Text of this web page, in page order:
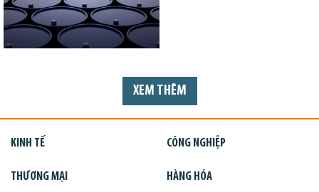
XEM THÊM
KINH TẾ CÔNG NGHIỆP
THƯƠNG MẠI HÀNG HÓA